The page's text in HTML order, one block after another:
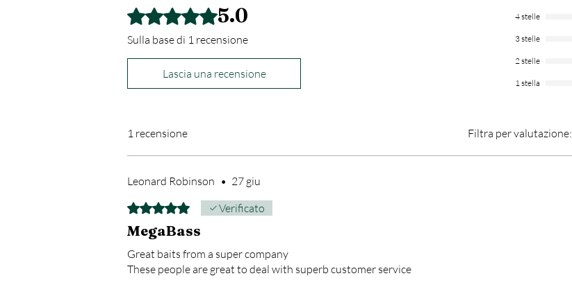
Valutazione 5 stelle su 5.
5.0
Sulla base di 1 recensione
Lascia una recensione
4 stelle
3 stelle
2 stelle
1 stella
1 recensione Filtra per valutazione:
Leonard Robinson • 27 giu
Valutazione 5 stelle su 5.
Verificato
MegaBass
Great baits from a super company
These people are great to deal with superb customer service